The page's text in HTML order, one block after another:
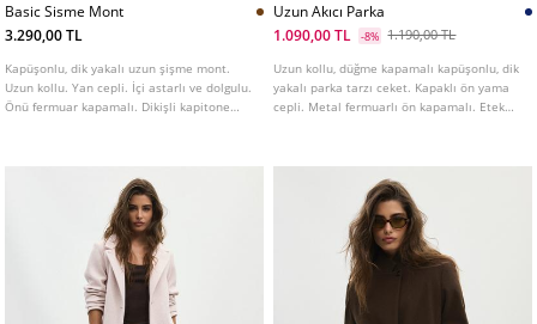
Basic Sisme Mont
3.290,00 TL
Kapüşonlu, dik yakalı uzun şişme mont.
Uzun kollu. Yan cepli. İçi astarlı ve dolgulu.
Önü fermuar kapamalı. Dikişli kapitone
Uzun Akıcı Parka
1.090,00 TL
-8% 1.190,00 TL
Uzun kollu, düğme kapamalı kapüşonlu, dik
yakalı parka tarzı ceket. Kapaklı ön yama
cepli. Metal fermuarlı ön kapamalı. Etek